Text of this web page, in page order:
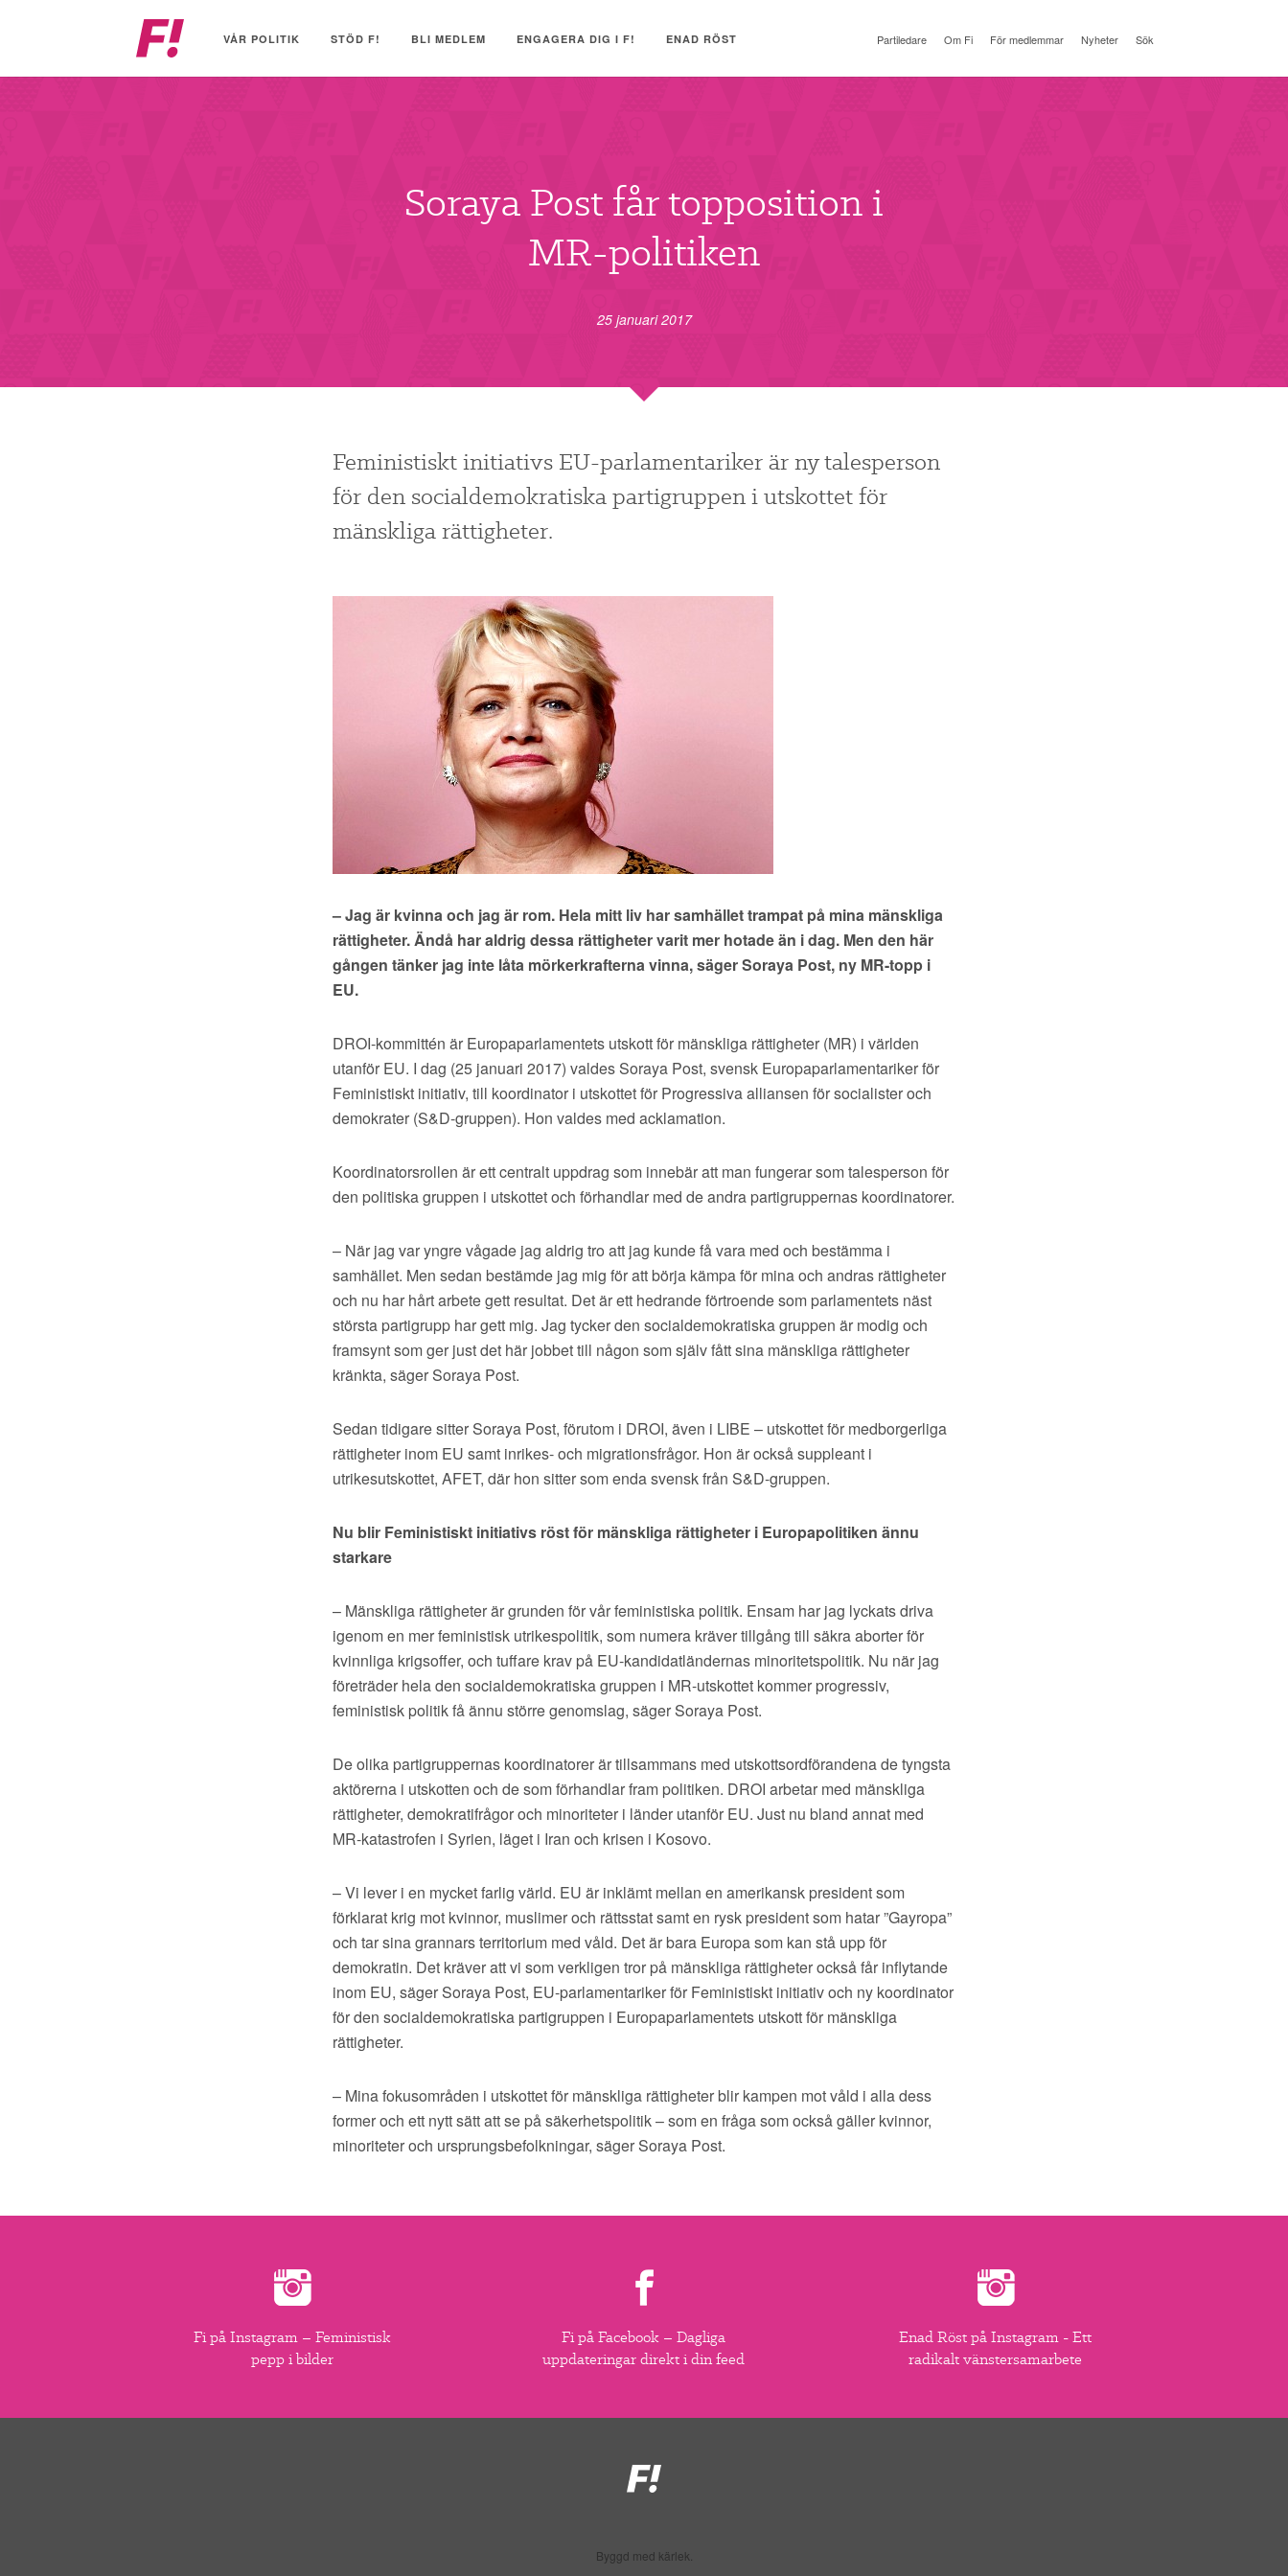
initiativ
VÅR POLITIK STÖD F! BLI MEDLEM ENGAGERA DIG I F! ENAD RÖST Partiledare Om Fi För medlemmar Nyheter Sök
Soraya Post får topposition i
MR-politiken
25 januari 2017
Feministiskt initiativs EU-parlamentariker är ny talesperson
för den socialdemokratiska partigruppen i utskottet för
mänskliga rättigheter.
– Jag är kvinna och jag är rom. Hela mitt liv har samhället trampat på mina mänskliga
rättigheter. Ändå har aldrig dessa rättigheter varit mer hotade än i dag. Men den här
gången tänker jag inte låta mörkerkrafterna vinna, säger Soraya Post, ny MR-topp i
EU.
DROI-kommittén är Europaparlamentets utskott för mänskliga rättigheter (MR) i världen
utanför EU. I dag (25 januari 2017) valdes Soraya Post, svensk Europaparlamentariker för
Feministiskt initiativ, till koordinator i utskottet för Progressiva alliansen för socialister och
demokrater (S&D-gruppen). Hon valdes med acklamation.
Koordinatorsrollen är ett centralt uppdrag som innebär att man fungerar som talesperson för
den politiska gruppen i utskottet och förhandlar med de andra partigruppernas koordinatorer.
– När jag var yngre vågade jag aldrig tro att jag kunde få vara med och bestämma i
samhället. Men sedan bestämde jag mig för att börja kämpa för mina och andras rättigheter
och nu har hårt arbete gett resultat. Det är ett hedrande förtroende som parlamentets näst
största partigrupp har gett mig. Jag tycker den socialdemokratiska gruppen är modig och
framsynt som ger just det här jobbet till någon som själv fått sina mänskliga rättigheter
kränkta, säger Soraya Post.
Sedan tidigare sitter Soraya Post, förutom i DROI, även i LIBE – utskottet för medborgerliga
rättigheter inom EU samt inrikes- och migrationsfrågor. Hon är också suppleant i
utrikesutskottet, AFET, där hon sitter som enda svensk från S&D-gruppen.
Nu blir Feministiskt initiativs röst för mänskliga rättigheter i Europapolitiken ännu
starkare
– Mänskliga rättigheter är grunden för vår feministiska politik. Ensam har jag lyckats driva
igenom en mer feministisk utrikespolitik, som numera kräver tillgång till säkra aborter för
kvinnliga krigsoffer, och tuffare krav på EU-kandidatländernas minoritetspolitik. Nu när jag
företräder hela den socialdemokratiska gruppen i MR-utskottet kommer progressiv,
feministisk politik få ännu större genomslag, säger Soraya Post.
De olika partigruppernas koordinatorer är tillsammans med utskottsordförandena de tyngsta
aktörerna i utskotten och de som förhandlar fram politiken. DROI arbetar med mänskliga
rättigheter, demokratifrågor och minoriteter i länder utanför EU. Just nu bland annat med
MR-katastrofen i Syrien, läget i Iran och krisen i Kosovo.
– Vi lever i en mycket farlig värld. EU är inklämt mellan en amerikansk president som
förklarat krig mot kvinnor, muslimer och rättsstat samt en rysk president som hatar ”Gayropa”
och tar sina grannars territorium med våld. Det är bara Europa som kan stå upp för
demokratin. Det kräver att vi som verkligen tror på mänskliga rättigheter också får inflytande
inom EU, säger Soraya Post, EU-parlamentariker för Feministiskt initiativ och ny koordinator
för den socialdemokratiska partigruppen i Europaparlamentets utskott för mänskliga
rättigheter.
– Mina fokusområden i utskottet för mänskliga rättigheter blir kampen mot våld i alla dess
former och ett nytt sätt att se på säkerhetspolitik – som en fråga som också gäller kvinnor,
minoriteter och ursprungsbefolkningar, säger Soraya Post.
Fi på Instagram – Feministisk
pepp i bilder
Fi på Facebook – Dagliga
uppdateringar direkt i din feed
Enad Röst på Instagram - Ett
radikalt vänstersamarbete
Feministiskt
initiativ
Byggd med kärlek.